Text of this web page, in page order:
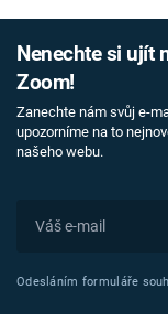
Nenechte si ujít
Zoom!
Zanechte nám svůj e-
upozorníme na to
našeho webu.
Odesláním formuláře